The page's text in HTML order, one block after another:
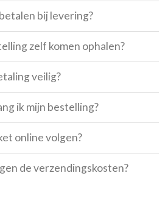
bij levering?
zelf komen ophalen?
veilig?
ik mijn bestelling?
online volgen?
de verzendingskosten?